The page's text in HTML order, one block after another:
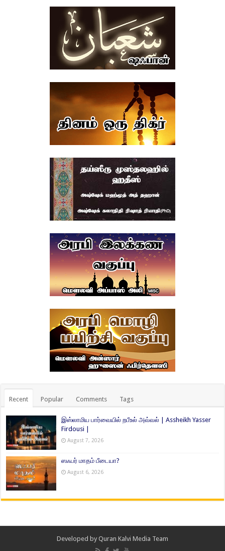
Recent Popular Comments Tags
இஸ்லாமிய பார்வையில் றபீஉல் அவ்வல் | Assheikh Yasser
Firdousi |
August 7, 2026
ஸஃபர் மாதம் பீடையா?
August 6, 2026
Developed by Quran Kalvi Media Team